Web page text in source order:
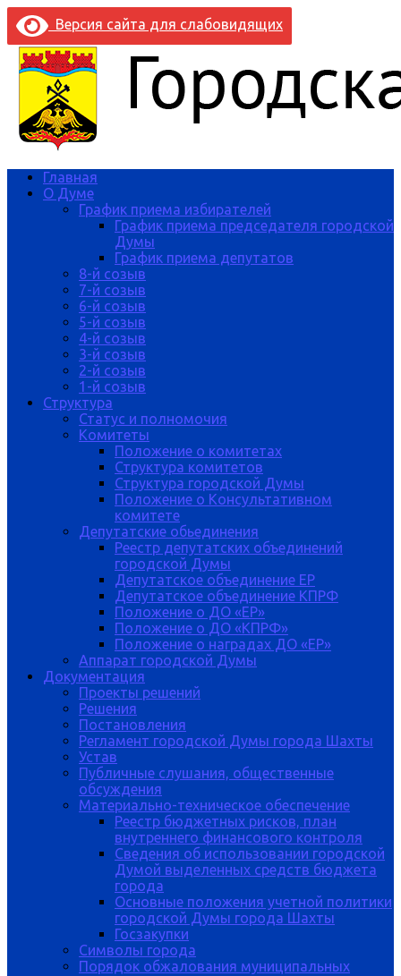
Версия сайта для слабовидящих
Главная
О Думе
График приема избирателей
График приема председателя городской
Думы
График приема депутатов
8-й созыв
7-й созыв
6-й созыв
5-й созыв
4-й созыв
3-й созыв
2-й созыв
1-й созыв
Структура
Статус и полномочия
Комитеты
Положение о комитетах
Структура комитетов
Структура городской Думы
Положение о Консультативном
комитете
Депутатские обьединения
Реестр депутатских объединений
городской Думы
Депутатское объединение ЕР
Депутатское объединение КПРФ
Положение о ДО «ЕР»
Положение о ДО «КПРФ»
Положение о наградах ДО «ЕР»
Аппарат городской Думы
Документация
Проекты решений
Решения
Постановления
Регламент городской Думы города Шахты
Устав
Публичные слушания, общественные
обсуждения
Материально-техническое обеспечение
Реестр бюджетных рисков, план
внутреннего финансового контроля
Сведения об использовании городской
Думой выделенных средств бюджета
города
Основные положения учетной политики
городской Думы города Шахты
Госзакупки
Символы города
Порядок обжалования муниципальных